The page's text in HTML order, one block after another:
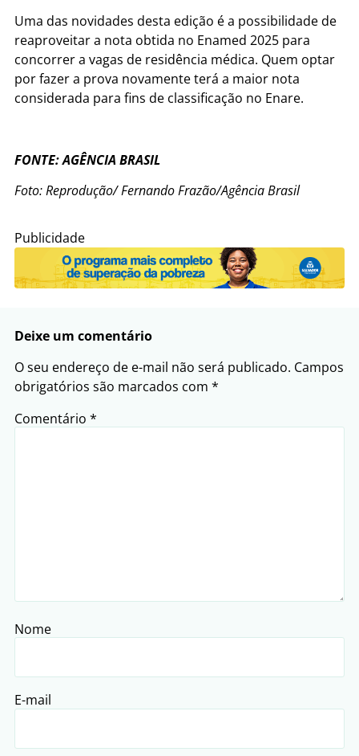
Uma das novidades desta edição é a possibilidade de
reaproveitar a nota obtida no Enamed 2025 para
concorrer a vagas de residência médica. Quem optar
por fazer a prova novamente terá a maior nota
considerada para fins de classificação no Enare.
FONTE: AGÊNCIA BRASIL
Foto: Reprodução/ Fernando Frazão/Agência Brasil
Publicidade
Deixe um comentário
O seu endereço de e-mail não será publicado. Campos
obrigatórios são marcados com *
Comentário *
Nome
E-mail